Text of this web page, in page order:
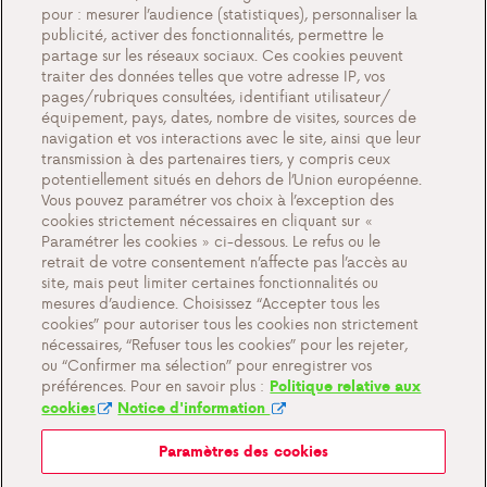
QFP
A propos de nous
Contact
Paramètres des cookies
Conditions générales de vente
Documents importants
Politique de confidentialité et cookies
Mon Antargaz
pour : mesurer l’audience (statistiques), personnaliser la
publicité, activer des fonctionnalités, permettre le
partage sur les réseaux sociaux. Ces cookies peuvent
traiter des données telles que votre adresse IP, vos
pages/rubriques consultées, identifiant utilisateur/
équipement, pays, dates, nombre de visites, sources de
navigation et vos interactions avec le site, ainsi que leur
transmission à des partenaires tiers, y compris ceux
potentiellement situés en dehors de l’Union européenne.
Vous pouvez paramétrer vos choix à l’exception des
cookies strictement nécessaires en cliquant sur «
Paramétrer les cookies » ci-dessous. Le refus ou le
retrait de votre consentement n’affecte pas l’accès au
site, mais peut limiter certaines fonctionnalités ou
mesures d’audience. Choisissez “Accepter tous les
cookies” pour autoriser tous les cookies non strictement
nécessaires, “Refuser tous les cookies” pour les rejeter,
ou “Confirmer ma sélection” pour enregistrer vos
préférences. Pour en savoir plus : Politique relative aux
cookies
Notice d'information
Paramètres des cookies